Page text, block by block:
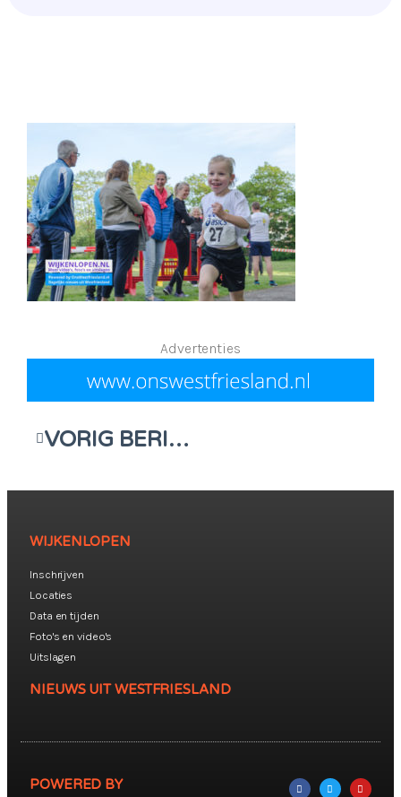
Advertenties
VORIG BERICHT
WIJKENLOPEN
Inschrijven
Locaties
Data en tijden
Foto's en video's
Uitslagen
NIEUWS UIT WESTFRIESLAND
POWERED BY